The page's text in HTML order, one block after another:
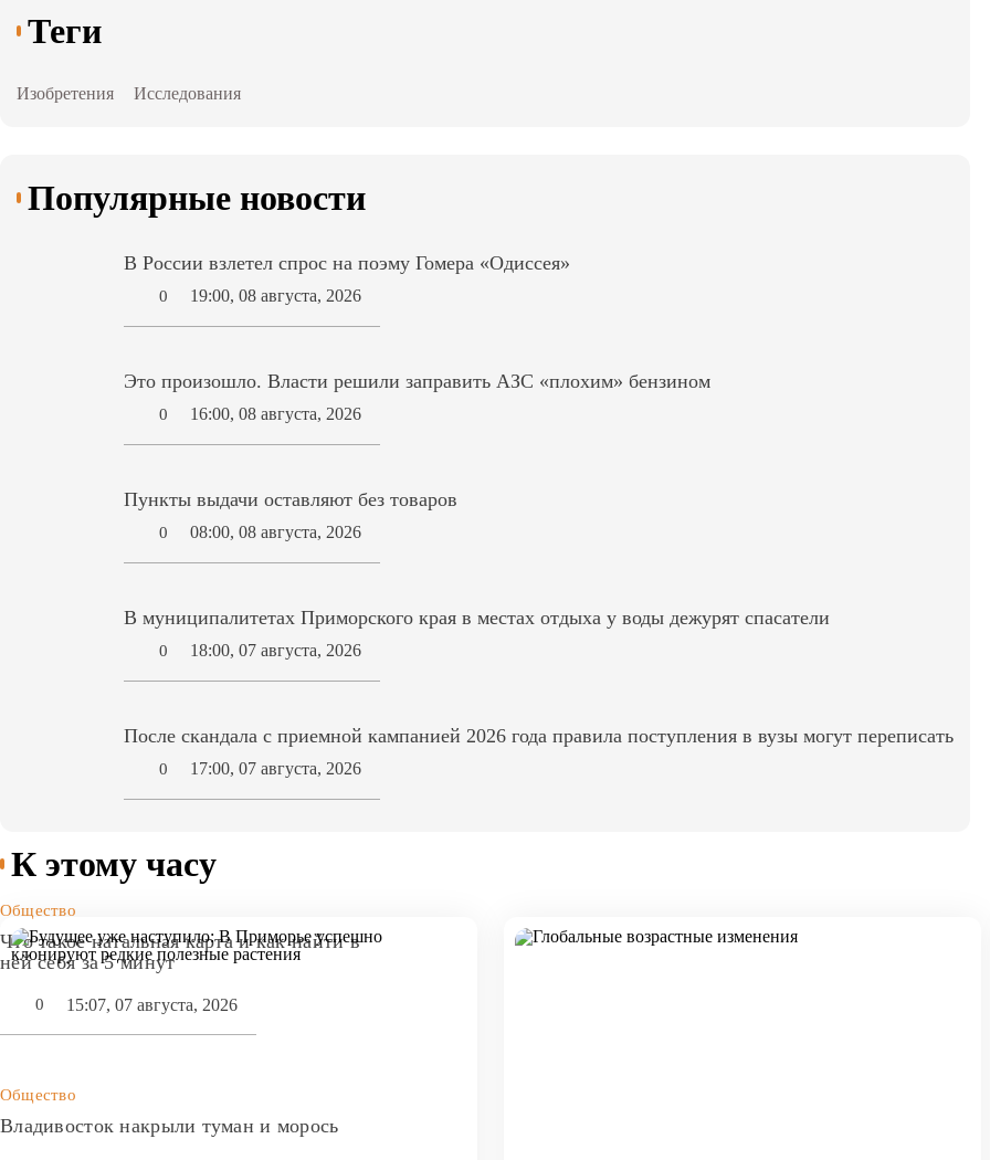
Теги
Изобретения Исследования
Популярные новости
В России взлетел спрос на поэму Гомера «Одиссея»
0 19:00, 08 августа, 2026
Это произошло. Власти решили заправить АЗС «плохим» бензином
0 16:00, 08 августа, 2026
Пункты выдачи оставляют без товаров
0 08:00, 08 августа, 2026
В муниципалитетах Приморского края в местах отдыха у воды дежурят спасатели
0 18:00, 07 августа, 2026
После скандала с приемной кампанией 2026 года правила поступления в вузы могут переписать
0 17:00, 07 августа, 2026
К этому часу
Общество
Что такое натальная карта и как найти в
ней себя за 5 минут
0 15:07, 07 августа, 2026
Общество
Владивосток накрыли туман и морось